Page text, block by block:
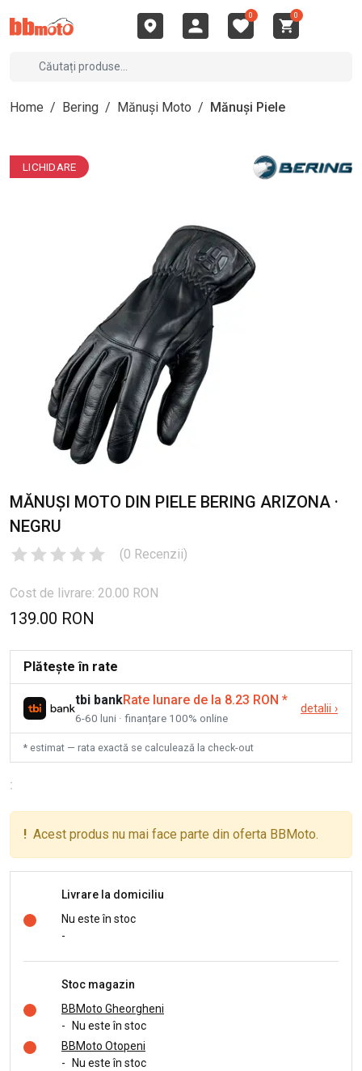
0 0
Home / Bering / Mănuși Moto / Mănuși Piele
LICHIDARE
MĂNUȘI MOTO DIN PIELE BERING ARIZONA ·
NEGRU
(0 Recenzii)
Cost de livrare: 20.00 RON
139.00 RON
Plătește în rate
tbi bankRate lunare de la 8.23 RON *
6-60 luni · finanțare 100% online
detalii ›
* estimat — rata exactă se calculează la check-out
:
! Acest produs nu mai face parte din oferta BBMoto.
Livrare la domiciliu
Nu este în stoc
-
Stoc magazin
BBMoto Gheorgheni
-
Nu este în stoc
BBMoto Otopeni
-
Nu este în stoc